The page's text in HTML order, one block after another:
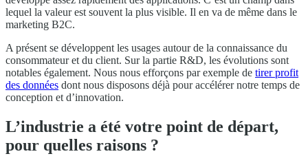
lequel la valeur est souvent la plus visible. Il en va de même dans le
marketing B2C.
A présent se développent les usages autour de la connaissance du
consommateur et du client. Sur la partie R&D, les évolutions sont
notables également. Nous nous efforçons par exemple de tirer profit
des données dont nous disposons déjà pour accélérer notre temps de
conception et d’innovation.
L’industrie a été votre point de départ,
pour quelles raisons ?